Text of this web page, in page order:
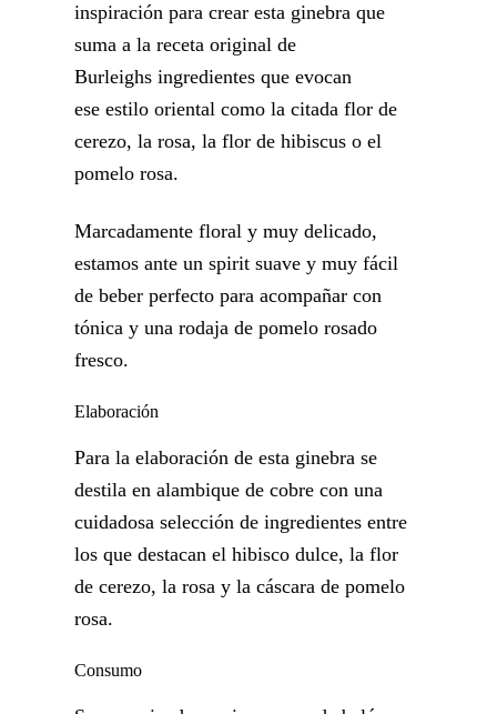
inspiración para crear esta ginebra que
suma a la receta original de
Burleighs ingredientes que evocan
ese estilo oriental como la citada flor de
cerezo, la rosa, la flor de hibiscus o el
pomelo rosa.
Marcadamente floral y muy delicado,
estamos ante un spirit suave y muy fácil
de beber perfecto para acompañar con
tónica y una rodaja de pomelo rosado
fresco.
Elaboración
Para la elaboración de esta ginebra se
destila en alambique de cobre con una
cuidadosa selección de ingredientes entre
los que destacan el hibisco dulce, la flor
de cerezo, la rosa y la cáscara de pomelo
rosa.
Consumo